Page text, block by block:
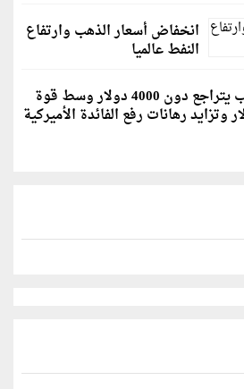
انخفاض أسعار الذهب وارتفاع
النفط عالميا
الذهب يتراجع دون 4000 دولار وسط قوة
وتزايد رهانات رفع الفائدة الأميركية